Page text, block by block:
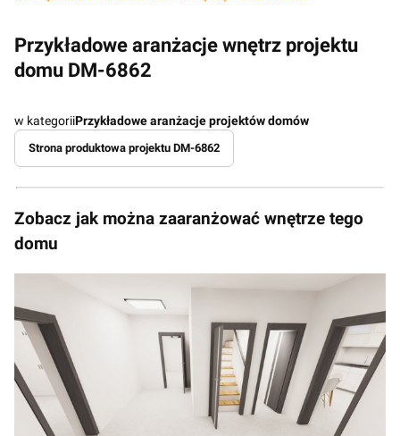
Przykładowe aranżacje wnętrz projektu
domu DM-6862
w kategoriiPrzykładowe aranżacje projektów domów
Strona produktowa projektu DM-6862
Zobacz jak można zaaranżować wnętrze tego
domu